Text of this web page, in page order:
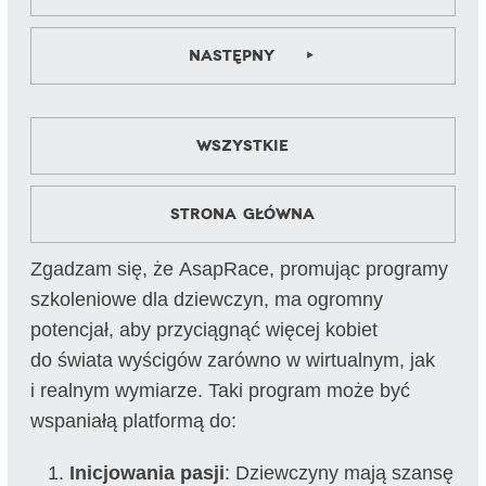
Następny
Wszystkie
Strona główna
Zgadzam się, że AsapRace, promując programy
szkoleniowe dla dziewczyn, ma ogromny
potencjał, aby przyciągnąć więcej kobiet
do świata wyścigów zarówno w wirtualnym, jak
i realnym wymiarze. Taki program może być
wspaniałą platformą do:
Inicjowania pasji: Dziewczyny mają szansę